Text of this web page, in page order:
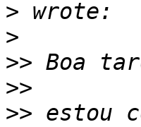
>
>
>>
>>
>> estou